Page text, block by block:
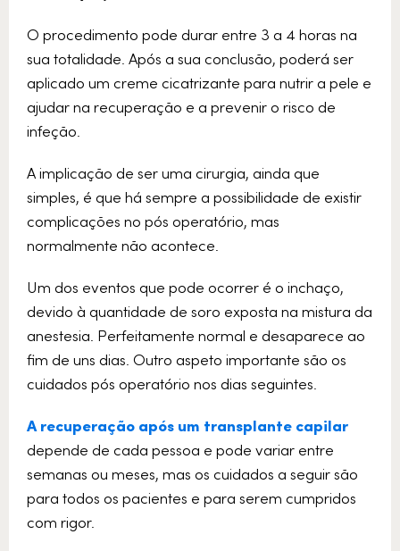
O procedimento pode durar entre 3 a 4 horas na
sua totalidade. Após a sua conclusão, poderá ser
aplicado um creme cicatrizante para nutrir a pele e
ajudar na recuperação e a prevenir o risco de
infeção.
A implicação de ser uma cirurgia, ainda que
simples, é que há sempre a possibilidade de existir
complicações no pós operatório, mas
normalmente não acontece.
Um dos eventos que pode ocorrer é o inchaço,
devido à quantidade de soro exposta na mistura da
anestesia. Perfeitamente normal e desaparece ao
fim de uns dias. Outro aspeto importante são os
cuidados pós operatório nos dias seguintes.
A recuperação após um transplante capilar
depende de cada pessoa e pode variar entre
semanas ou meses, mas os cuidados a seguir são
para todos os pacientes e para serem cumpridos
com rigor.